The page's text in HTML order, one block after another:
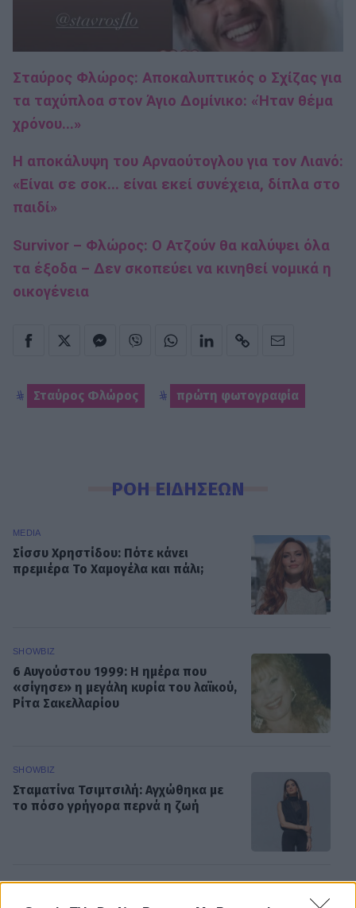
Σταύρος Φλώρος: Αποκαλυπτικός ο Σχίζας για
τα ταχύπλοα στον Άγιο Δομίνικο: «Ήταν θέμα
χρόνου...»
Η αποκάλυψη του Αρναούτογλου για τον Λιανό:
«Είναι σε σοκ... είναι εκεί συνέχεια, δίπλα στο
παιδί»
Survivor – Φλώρος: Ο Ατζούν θα καλύψει όλα
τα έξοδα – Δεν σκοπεύει να κινηθεί νομικά η
οικογένεια
Σταύρος Φλώρος πρώτη φωτογραφία
ΡΟΗ ΕΙΔΗΣΕΩΝ
MEDIA
Σίσσυ Χρηστίδου: Πότε κάνει
πρεμιέρα Το Χαμογέλα και πάλι;
SHOWBIZ
6 Αυγούστου 1999: Η ημέρα που
«σίγησε» η μεγάλη κυρία του λαϊκού,
Ρίτα Σακελλαρίου
SHOWBIZ
Σταματίνα Τσιμτσιλή: Αγχώθηκα με
το πόσο γρήγορα περνά η ζωή